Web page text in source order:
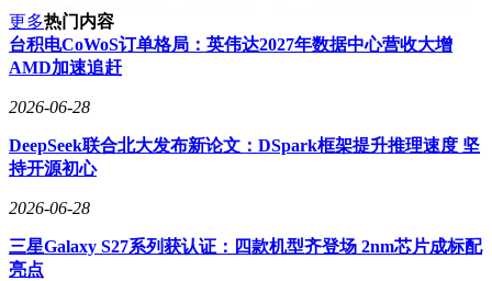
移至佛罗里达州的另一处发射台，SpaceX成功缩短了业务中
断时间。相比之下，蓝色起源目前仅有一处主要发射设施，这
可能延长其恢复周期。
此次事故进一步巩固了SpaceX在商业发射市场的领先地位。
球卫星发射市场，其“星链”项目已部署超过5000颗卫星。蓝色
起源的延误为SpaceX提供了扩大优势的窗口期，尤其是在重
更多热门内容
台积电CoWoS订单格局：英伟达2027年数据中心营收大增
AMD加速追赶
2026-06-28
DeepSeek联合北大发布新论文：DSpark框架提升推理速度 坚
持开源初心
2026-06-28
三星Galaxy S27系列获认证：四款机型齐登场 2nm芯片成标配
亮点